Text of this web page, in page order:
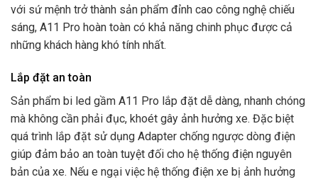
với sứ mệnh trở thành sản phẩm đỉnh cao công nghệ chiếu
sáng, A11 Pro hoàn toàn có khả năng chinh phục được cả
những khách hàng khó tính nhất.
Lắp đặt an toàn
Sản phẩm bi led gầm A11 Pro lắp đặt dễ dàng, nhanh chóng
mà không cần phải đục, khoét gây ảnh hưởng xe. Đặc biệt
quá trình lắp đặt sử dụng Adapter chống ngược dòng điện
giúp đảm bảo an toàn tuyệt đối cho hệ thống điện nguyên
bản của xe. Nếu e ngại việc hệ thống điện xe bị ảnh hưởng